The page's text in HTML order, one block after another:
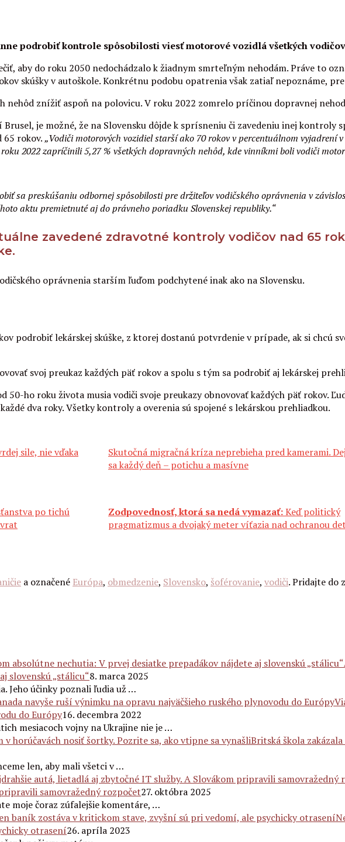
podrobiť kontrole spôsobilosti viesť motorové vozidlá všetkých
aby do roku 2050 nedochádzalo k žiadnym smrteľným nehodám. Práve to
skúšky v autoškole. Konkrétnu podobu opatrenia však zatiaľ nepoznáme,
nehôd znížiť aspoň na polovicu. V roku 2022 zomrelo príčinou dopravnej
je možné, že na Slovensku dôjde k sprísneniu či zavedeniu inej kontroly
65 rokov.„Vodiči motorových vozidiel starší ako 70 rokov v percentuálnom vyjadrení
2022 zapríčinili 5,27 % všetkých dopravných nehôd, kde vinníkmi boli vodiči
sa preskúšaniu odbornej spôsobilosti pre držiteľov vodičského oprávnenia v
aktu premietnuté aj do právneho poriadku Slovenskej republiky.“
zavedené zdravotné kontroly vodičov nad 65
oprávnenia starším ľuďom podchytené inak ako na Slovensku.
podrobiť lekárskej skúške, z ktorej dostanú potvrdenie v prípade, ak si chcú
svoj preukaz každých päť rokov a spolu s tým sa podrobiť aj lekárskej
50-ho roku života musia vodiči svoje preukazy obnovovať každých päť rokov.
dva roky. Všetky kontroly a overenia sú spojené s lekárskou prehliadkou.
sile, nie vďaka
Skutočná migračná kríza neprebieha pred kamerami.
sa každý deň – potichu a masívne
po tichú
Zodpovednosť, ktorá sa nedá vymazať:Keď politický
pragmatizmus a dvojaký meter víťazia nad ochranou
a označené Európa, obmedzenie, Slovensko, šoférovanie, vodiči. Pridajte do
slovenskú „stálicu“8. marca 2025
Jeho účinky poznali ľudia už …
do Európy16. decembra 2022
mesiacoch vojny na Ukrajine nie je …
Britská škola
len, aby mali všetci v …
samovražedný rozpočet27. októbra 2025
moje čoraz zúfalejšie komentáre, …
otrasení26. apríla 2023